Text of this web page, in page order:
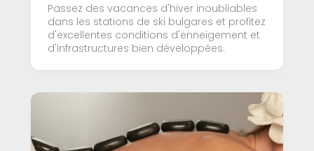
Passez des vacances d'hiver inoubliables
dans les stations de ski bulgares et profitez
d'excellentes conditions d'enneigement et
d'infrastructures bien développées.